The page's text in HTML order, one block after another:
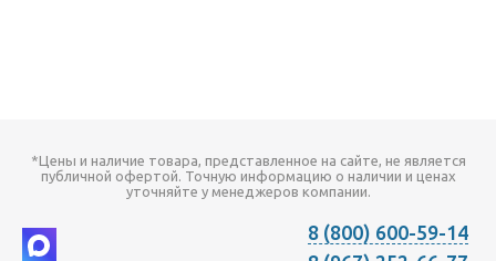
*Цены и наличие товара, представленное на сайте, не является
публичной офертой. Точную информацию о наличии и ценах
уточняйте у менеджеров компании.
8 (800) 600-59-14